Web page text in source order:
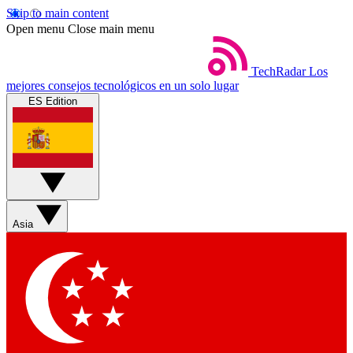
Skip to main content
Open menu Close main menu
TechRadar Los
mejores consejos tecnológicos en un solo lugar
ES Edition
Asia